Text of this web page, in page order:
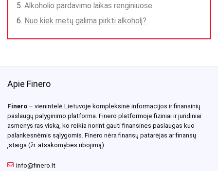
Alkoholio pardavimo laikas renginiuose
Nuo kiek metų galima pirkti alkoholį?
Apie Finero
Finero – vienintelė Lietuvoje kompleksinė informacijos ir finansinių
paslaugų palyginimo platforma. Finero platformoje fiziniai ir juridiniai
asmenys ras viską, ko reikia norint gauti finansines paslaugas kuo
palankesnėmis sąlygomis. Finero nėra finansų patarėjas ar finansų
įstaiga (žr. atsakomybės ribojimą).
info@finero.lt